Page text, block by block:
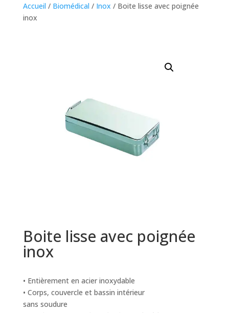
Accueil / Biomédical / Inox / Boite lisse avec poignée
inox
Boite lisse avec poignée
inox
• Entièrement en acier inoxydable
• Corps, couvercle et bassin intérieur
sans soudure